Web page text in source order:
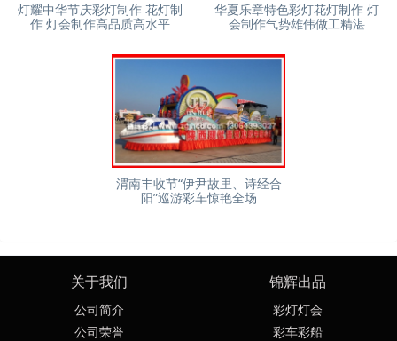
灯耀中华节庆彩灯制作 花灯制
作 灯会制作高品质高水平
华夏乐章特色彩灯花灯制作 灯
会制作气势雄伟做工精湛
渭南丰收节“伊尹故里、诗经合
阳”巡游彩车惊艳全场
关于我们
公司简介
公司荣誉
锦辉出品
彩灯灯会
彩车彩船